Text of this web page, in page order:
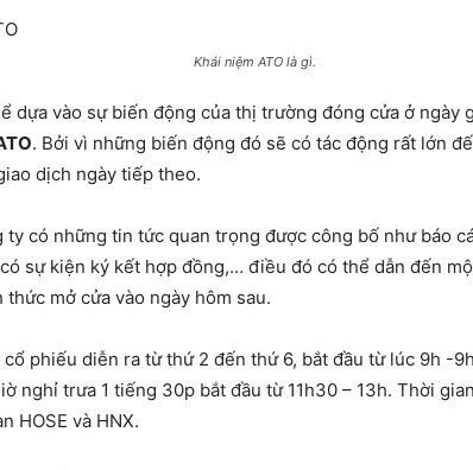
Khái niệm ATO là gì.
dựa vào sự biến động của thị trường đóng cửa ở ngày
. Bởi vì những biến động đó sẽ có tác động rất lớn
dịch ngày tiếp theo.
ty có những tin tức quan trọng được công bố như báo
sự kiện ký kết hợp đồng,… điều đó có thể dẫn đến
mở cửa vào ngày hôm sau.
phiếu diễn ra từ thứ 2 đến thứ 6, bắt đầu từ lúc 9h -
nghỉ trưa 1 tiếng 30p bắt đầu từ 11h30 – 13h. Thời
HOSE và HNX.